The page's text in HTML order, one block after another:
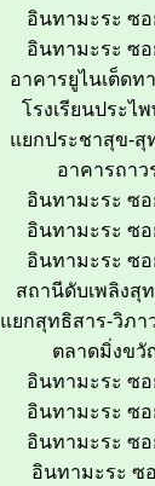
อินทามะระ ซอ
อินทามะระ ซอ
อาคารยูไนเต็ดท
โรงเรียนประไ
แยกประชาสุข-สุ
อาคารถาว
อินทามะระ ซอ
อินทามะระ ซอ
อินทามะระ ซอ
สถานีดับเพลิงสุ
แยกสุทธิสาร-วิภา
ตลาดมิ่งขวั
อินทามะระ ซอ
อินทามะระ ซอ
อินทามะระ ซอ
อินทามะระ ซ